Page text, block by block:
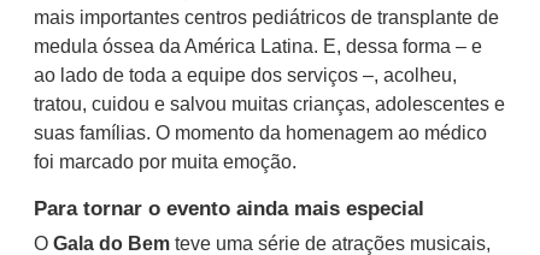
mais importantes centros pediátricos de transplante de
medula óssea da América Latina. E, dessa forma – e
ao lado de toda a equipe dos serviços –, acolheu,
tratou, cuidou e salvou muitas crianças, adolescentes e
suas famílias. O momento da homenagem ao médico
foi marcado por muita emoção.
Para tornar o evento ainda mais especial
O Gala do Bem teve uma série de atrações musicais,